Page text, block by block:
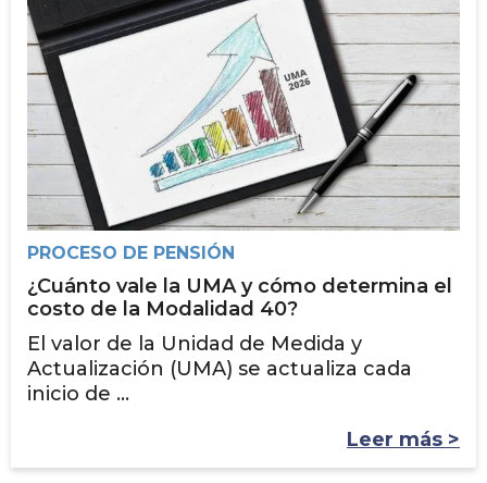
PROCESO DE PENSIÓN
¿Cuánto vale la UMA y cómo determina el
costo de la Modalidad 40?
El valor de la Unidad de Medida y
Actualización (UMA) se actualiza cada
inicio de ...
Leer más >